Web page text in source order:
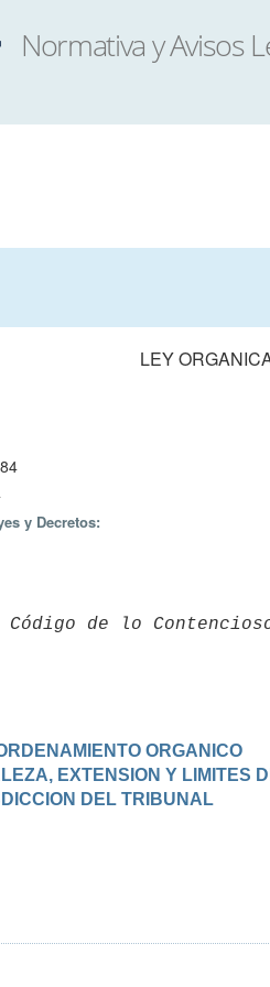
LEY
y Decretos:
Código de lo
ORGANICO
EXTENSION Y LIMITES
DEL TRIBUNAL